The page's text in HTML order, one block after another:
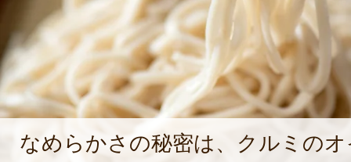
なめらかさの秘密は、クルミの